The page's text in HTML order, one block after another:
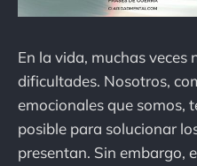
En la vida, muchas veces
dificultades. Nosotros,
emocionales que somos,
posible para solucionar
presentan. Sin embargo,